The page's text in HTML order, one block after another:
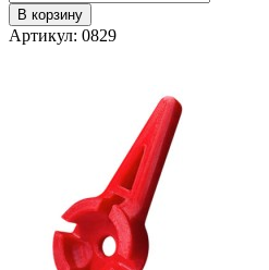
В корзину
Артикул: 0829